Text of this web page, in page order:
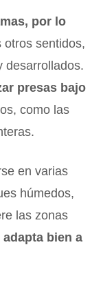
por lo
otros sentidos,
desarrollados.
presas bajo
como las
en varias
húmedos,
las zonas
bien a